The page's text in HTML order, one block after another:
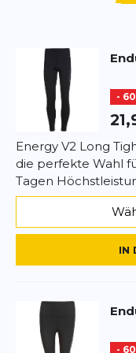
Rezension
Rezension
*Pflichtfelder
-
Energy V2 Long
die perfekte Wahl
Tagen
IN
-